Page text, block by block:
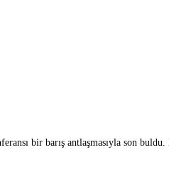
bir barış antlaşmasıyla son